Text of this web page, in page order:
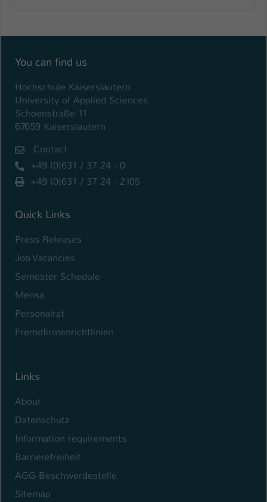
You can find us
Hochschule Kaiserslautern
University of Applied Sciences
Schoenstraße 11
67659 Kaiserslautern
Contact
+49 (0)631 / 37 24 - 0
+49 (0)631 / 37 24 - 2105
Quick Links
Press Releases
Job Vacancies
Semester Schedule
Mensa
Personalrat
Fremdfirmenrichtlinien
Links
About
Datenschutz
Information requirements
Barrierefreiheit
AGG-Beschwerdestelle
Sitemap